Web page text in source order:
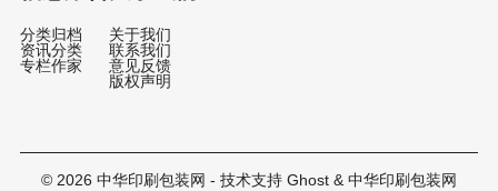
分类归档
资讯分类
专栏作家
关于我们
联系我们
意见反馈
版权声明
© 2026 中华印刷包装网 - 技术支持 Ghost & 中华印刷包装网